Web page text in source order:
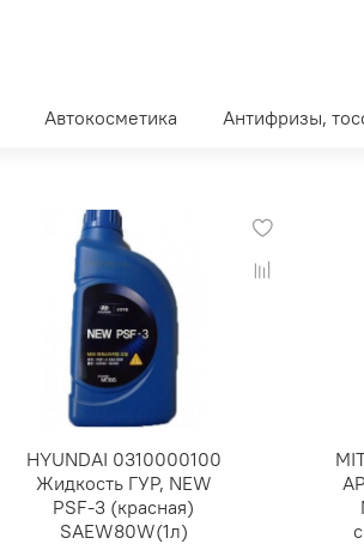
Автокосметика Антифризы,
HYUNDAI 0310000100
Жидкость ГУР, NEW
PSF-3 (красная)
SAEW80W(1л)